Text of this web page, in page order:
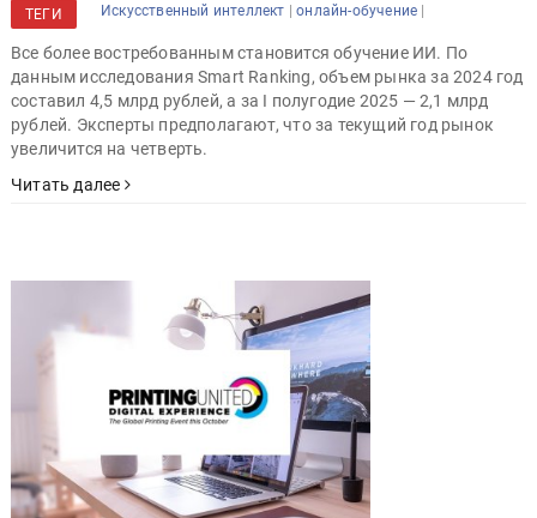
ТЕГИ Искусственный интеллект |онлайн-обучение |
Все более востребованным становится обучение ИИ. По
данным исследования Smart Ranking, объем рынка за 2024 год
составил 4,5 млрд рублей, а за I полугодие 2025 — 2,1 млрд
рублей. Эксперты предполагают, что за текущий год рынок
увеличится на четверть.
Читать далее